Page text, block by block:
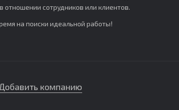
сотрудников или клиентов.
на поиски идеальной работы!
компанию